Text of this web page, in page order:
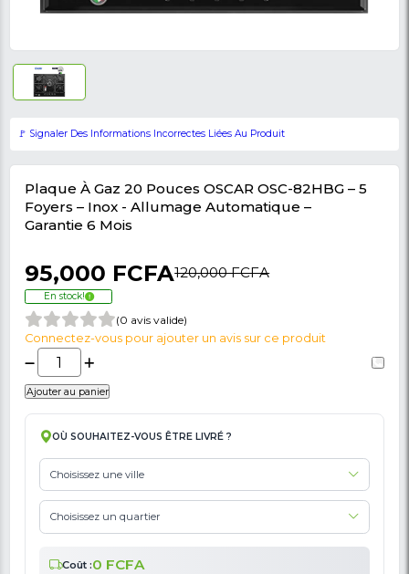
🚩 Signaler Des Informations Incorrectes Liées Au Produit
Plaque À Gaz 20 Pouces OSCAR OSC-
Foyers – Inox - Allumage Automatique –
95,000 FCFA
En stock!
Connectez-vous pour ajouter un avis sur ce produit